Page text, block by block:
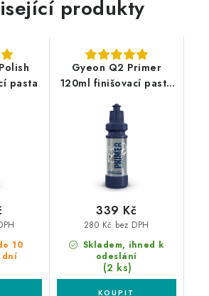
produkty
pasta
10
dní
Gyeon Q2 Primer
120ml finišovací pasta
Skladem, ihned k
odeslání
(2 ks)
280 Kč bez DPH
339 Kč